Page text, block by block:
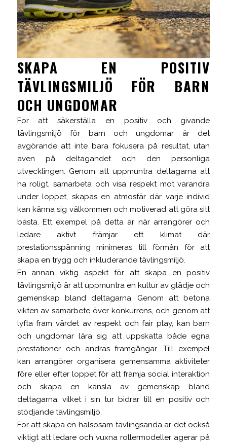
SKAPA EN POSITIV
TÄVLINGSMILJÖ FÖR BARN
OCH UNGDOMAR
För att säkerställa en positiv och givande
tävlingsmiljö för barn och ungdomar är det
avgörande att inte bara fokusera på resultat, utan
även på deltagandet och den personliga
utvecklingen. Genom att uppmuntra deltagarna att
ha roligt, samarbeta och visa respekt mot varandra
under loppet, skapas en atmosfär där varje individ
kan känna sig välkommen och motiverad att göra sitt
bästa. Ett exempel på detta är när arrangörer och
ledare aktivt främjar ett klimat där
prestationsspänning minimeras till förmån för att
skapa en trygg och inkluderande tävlingsmiljö.
En annan viktig aspekt för att skapa en positiv
tävlingsmiljö är att uppmuntra en kultur av glädje och
gemenskap bland deltagarna. Genom att betona
vikten av samarbete över konkurrens, och genom att
lyfta fram värdet av respekt och fair play, kan barn
och ungdomar lära sig att uppskatta både egna
prestationer och andras framgångar. Till exempel
kan arrangörer organisera gemensamma aktiviteter
före eller efter loppet för att främja social interaktion
och skapa en känsla av gemenskap bland
deltagarna, vilket i sin tur bidrar till en positiv och
stödjande tävlingsmiljö.
För att skapa en hälsosam tävlingsanda är det också
viktigt att ledare och vuxna rollermodeller agerar på